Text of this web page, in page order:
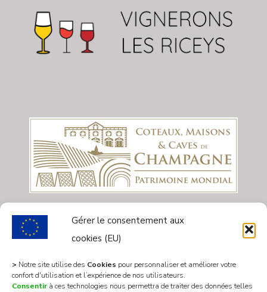
Gérer le consentement aux
cookies (EU)
> Notre site utilise des Cookies pour personnaliser et améliorer votre
confort d'utilisation et l’expérience de nos utilisateurs.
Consentir à ces technologies nous permettra de traiter des données telles